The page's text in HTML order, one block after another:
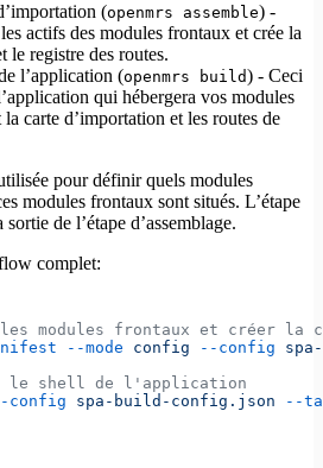
(openmrs assemble) -
actifs des modules frontaux et crée la
le registre des routes.
l’application (openmrs build) - Ceci
qui hébergera vos modules
carte d’importation et les routes de
pour définir quels modules
modules frontaux sont situés. L’étape
de l’étape d’assemblage.
complet:
les modules frontaux et créer la
--mode config --config
le shell de l'application
config spa-build-config.json --